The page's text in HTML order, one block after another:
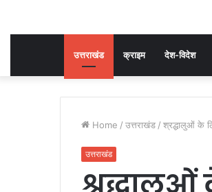
उत्तराखंड क्राइम देश-विदेश
Home / उत्तराखंड / श्रद्धालुओं के
उत्तराखंड